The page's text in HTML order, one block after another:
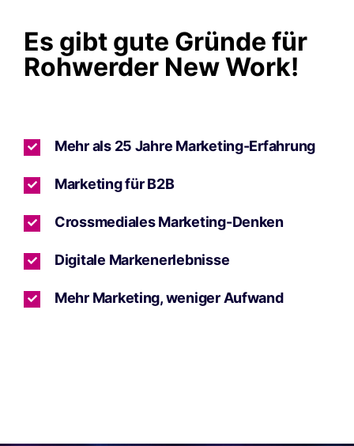
Es gibt gute Gründe für
Rohwerder New Work!
Mehr als 25 Jahre Marketing-Erfahrung
Marketing für B2B
Crossmediales Marketing-Denken
Digitale Markenerlebnisse
Mehr Marketing, weniger Aufwand